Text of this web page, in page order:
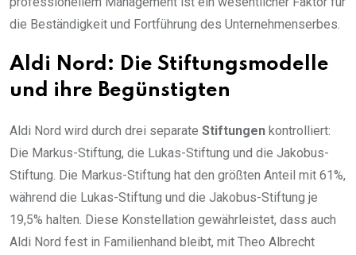
die Beständigkeit und Fortführung des Unternehmenserbes.
Aldi Nord: Die Stiftungsmodelle
und ihre Begünstigten
Aldi Nord wird durch drei separate Stiftungen kontrolliert:
Die Markus-Stiftung, die Lukas-Stiftung und die Jakobus-
Stiftung. Die Markus-Stiftung hat den größten Anteil mit 61%,
während die Lukas-Stiftung und die Jakobus-Stiftung je
19,5% halten. Diese Konstellation gewährleistet, dass auch
Aldi Nord fest in Familienhand bleibt, mit Theo Albrecht